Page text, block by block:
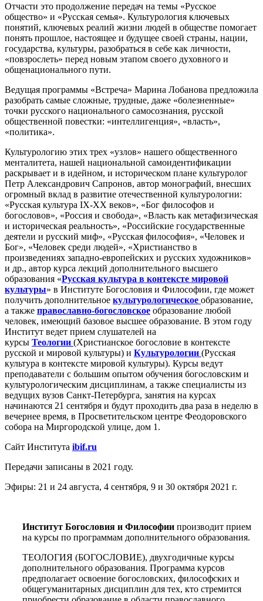
Отчасти это продолжение передач на темы «Русское
общество» и «Русская семья». Культурология ключевых
понятий, ключевых реалий жизни людей в обществе помогает
понять прошлое, настоящее и будущее своей страны, нации,
государства, культуры, разобраться в себе как личности,
«повзрослеть» перед новым этапом своего духовного и
общенационального пути.
Ведущая программы «Встреча» Марина Лобанова предложила
разобрать самые сложные, трудные, даже «болезненные»
точки русского национального самосознания, русской
общественной повестки: «интеллигенция», «власть»,
«политика».
Культурологию этих трех «узлов» нашего общественного
менталитета, нашей национальной самоидентификации
раскрывает и в идейном, и историческом плане культуролог
Петр Александрович Сапронов, автор монографий, внесших
огромный вклад в развитие отечественной культурологии:
«Русская культура IX-XX веков», «Бог философов и
богословов», «Россия и свобода», «Власть как метафизическая
и историческая реальность», «Российские государственные
деятели и русский миф», «Русская философия», «Человек и
Бог», «Человек среди людей», «Христианство в
произведениях западно-европейских и русских художников»
и др., автор курса лекций дополнительного высшего
образования «Русская культура в контексте мировой
культуры» в Институте Богословия и Философии, где может
получить дополнительное культурологическое образование,
а также православно-богословское образование любой
человек, имеющий базовое высшее образование. В этом году
Институт ведет прием слушателей на
курсы Теологии (Христианское богословие в контексте
русской и мировой культуры) и Культурологии (Русская
культура в контексте мировой культуры). Курсы ведут
преподаватели с большим опытом обучения богословским и
культурологическим дисциплинам, а также специалисты из
ведущих вузов Санкт-Петербурга, занятия на курсах
начинаются 21 сентября и будут проходить два раза в неделю в
вечернее время, в Просветительском центре Феодоровского
собора на Миргородской улице, дом 1.
Сайт Института ibif.ru
Передачи записаны в 2021 году.
Эфиры: 21 и 24 августа, 4 сентября, 9 и 30 октября 2021 г.
Институт Богословия и Философии производит прием
на курсы по программам дополнительного образования.
ТЕОЛОГИЯ (БОГОСЛОВИЕ), двухгодичные курсы
дополнительного образования. Программа курсов
предполагает освоение богословских, философских и
общегуманитарных дисциплин для тех, кто стремится